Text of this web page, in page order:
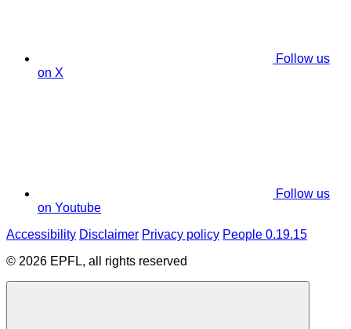
Follow us
on X
Follow us
on Youtube
Accessibility Disclaimer Privacy policy People 0.19.15
© 2026 EPFL, all rights reserved